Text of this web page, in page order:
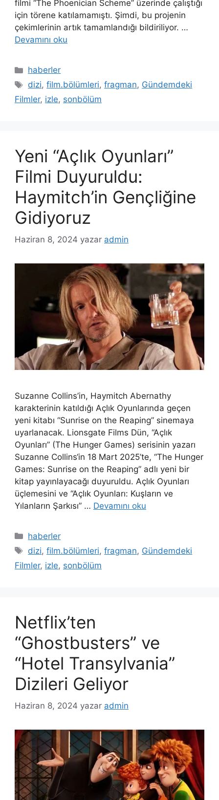
filmi “The Phoenician Scheme” üzerinde çalıştığı
için törene katılamamıştı. Şimdi, bu projenin
çekimlerinin artık tamamlandığı bildiriliyor. …
Devamını oku
Kategoriler
haberler
Etiketler
dizi,film.bölümleri,fragman, Gündemdeki
Filmler, izle, sonbölüm
Yeni “Açlık Oyunları”
Filmi Duyuruldu:
Haymitch’in Gençliğine
Gidiyoruz
Haziran 8, 2024 yazar admin
Suzanne Collins’in, Haymitch Abernathy
karakterinin katıldığı Açlık Oyunlarında geçen
yeni kitabı “Sunrise on the Reaping” sinemaya
uyarlanacak. Lionsgate Films Dün, “Açlık
Oyunları” (The Hunger Games) serisinin yazarı
Suzanne Collins‘in 18 Mart 2025’te, “The Hunger
Games: Sunrise on the Reaping” adlı yeni bir
kitap yayınlayacağı duyuruldu. Açlık Oyunları
üçlemesini ve “Açlık Oyunları: Kuşların ve
Yılanların Şarkısı” … Devamını oku
Kategoriler
haberler
Etiketler
dizi,film.bölümleri,fragman, Gündemdeki
Filmler, izle, sonbölüm
Netflix’ten
“Ghostbusters” ve
“Hotel Transylvania”
Dizileri Geliyor
Haziran 8, 2024 yazar admin